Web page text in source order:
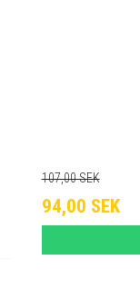
107,00 SEK
94,00 SEK